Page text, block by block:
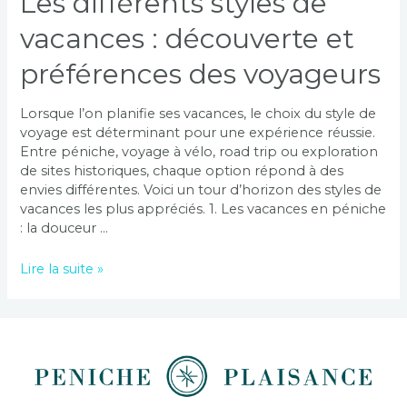
vacances : découverte et
préférences des voyageurs
Lorsque l’on planifie ses vacances, le choix du style de
voyage est déterminant pour une expérience réussie.
Entre péniche, voyage à vélo, road trip ou exploration
de sites historiques, chaque option répond à des
envies différentes. Voici un tour d’horizon des styles de
vacances les plus appréciés. 1. Les vacances en péniche
: la douceur …
Lire la suite »